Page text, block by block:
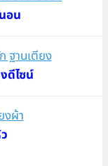
อน
ดีไซน์